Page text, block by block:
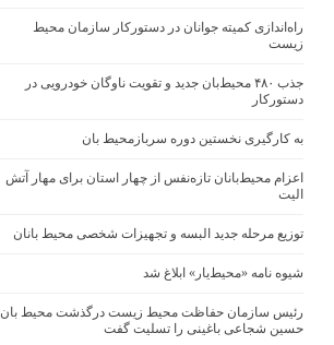
راه‌اندازی کمیته جوانان در دستورکار سازمان محیط
زیست
جذب ۴۸۰ محیط‌بان جدید و تقویت ناوگان خودرویی در
دستورکار
به کارگیری نخستین دوره سربازمحیط بان
اعزام محیط‌بانان تازه‌نفس از چهار استان برای مهار آتش
الیت
توزیع مرحله جدید البسه و تجهیزات شخصی محیط بانان
شیوه نامه «محیط‌یار» ابلاغ شد
رئیس سازمان حفاظت محیط زیست درگذشت محیط بان
حسین شجاعی باغینی را تسلیت گفت